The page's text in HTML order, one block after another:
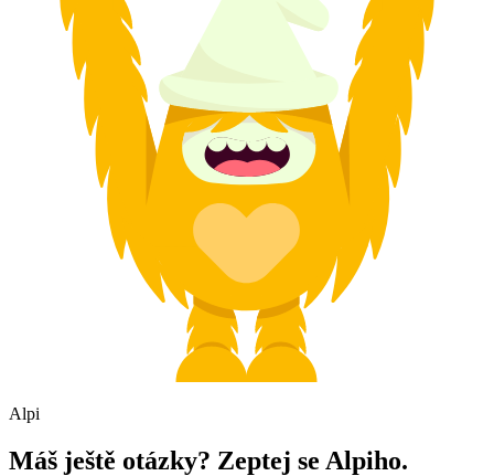
Alpi
Máš ještě otázky? Zeptej se Alpiho.